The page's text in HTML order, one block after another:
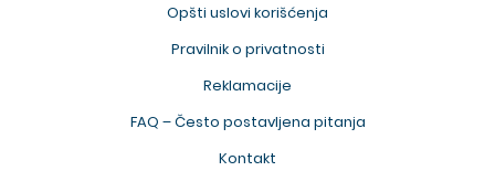
Opšti uslovi korišćenja
Pravilnik o privatnosti
Reklamacije
FAQ – Često postavljena pitanja
Kontakt